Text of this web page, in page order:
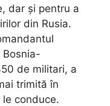
dar și pentru a
din Rusia.
Bosnia-
de militari, a
trimită în
conduce.